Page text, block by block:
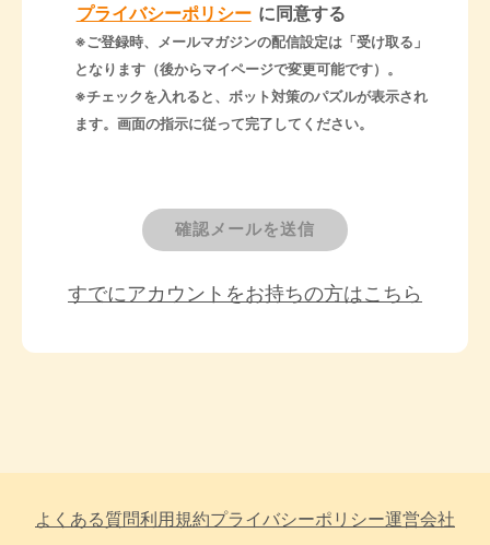
プライバシーポリシー に同意する
※ご登録時、メールマガジンの配信設定は「受け取る」
となります（後からマイページで変更可能です）。
※チェックを入れると、ボット対策のパズルが表示され
ます。画面の指示に従って完了してください。
確認メールを送信
すでにアカウントをお持ちの方はこちら
よくある質問利用規約プライバシーポリシー運営会社